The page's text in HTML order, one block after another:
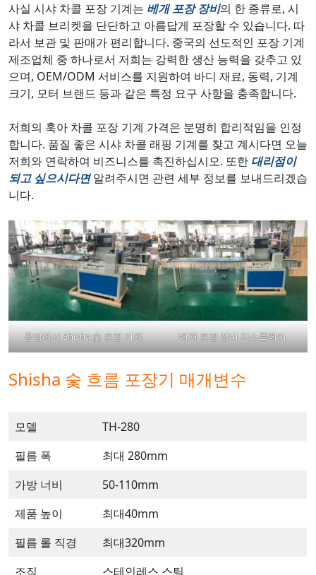
사실 시샤 차콜 포장 기계는 베개 포장 장비의 한 종류로, 시
샤 차콜 브리켓을 단단하고 아름답게 포장할 수 있습니다. 따
라서 보관 및 판매가 편리합니다. 중국의 선도적인 포장 기계
제조업체 중 하나로서 저희는 강력한 생산 능력을 갖추고 있
으며, OEM/ODM 서비스를 지원하여 바디 재료, 동력, 기계
크기, 모터 브랜드 등과 같은 특정 요구 사항을 충족합니다.
저희의 훅아 차콜 포장 기계 가격은 분명히 합리적임을 인정
합니다. 품질 좋은 시샤 차콜 래핑 기계를 찾고 계시다면 오늘
저희와 연락하여 비즈니스를 촉진하십시오. 또한 대리점이
되고 싶으시다면알려주시면 관련 세부 정보를 보내드리겠습
니다.
공장에서 Shisha 숯 포장 기계 베개 포장 장비 디스플레이
Shisha 숯 흐름 포장기 매개변수
모델
TH-280
필름 폭
최대 280mm
가방 너비
50-110mm
제품 높이
최대40mm
필름 롤 직경
최대320mm
조직
스테인레스 스틸